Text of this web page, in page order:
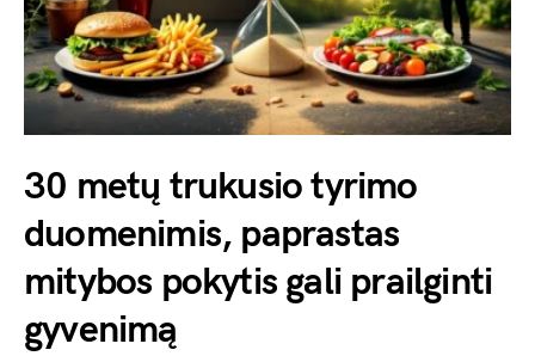
30 metų trukusio tyrimo
duomenimis, paprastas
mitybos pokytis gali prailginti
gyvenimą